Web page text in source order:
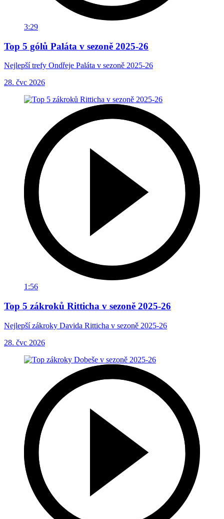
3:29
Top 5 gólů Paláta v sezoně 2025-26
Nejlepší trefy Ondřeje Paláta v sezoně 2025-26
28. čvc 2026
1:56
Top 5 zákroků Ritticha v sezoně 2025-26
Nejlepší zákroky Davida Ritticha v sezoně 2025-26
28. čvc 2026